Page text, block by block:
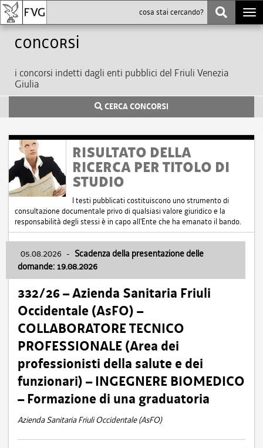
Concorsi
i concorsi indetti dagli enti pubblici del Friuli Venezia
Giulia
CERCA CONCORSI
RISULTATO DELLA
RICERCA PER TITOLO DI
STUDIO
I testi pubblicati costituiscono uno strumento di
consultazione documentale privo di qualsiasi valore giuridico e la
responsabilità degli stessi è in capo all'Ente che ha emanato il bando.
05.08.2026 - Scadenza della presentazione delle
domande: 19.08.2026
332/26 – Azienda Sanitaria Friuli
Occidentale (AsFO) –
COLLABORATORE TECNICO
PROFESSIONALE (Area dei
professionisti della salute e dei
funzionari) – INGEGNERE BIOMEDICO
– Formazione di una graduatoria
Azienda Sanitaria Friuli Occidentale (AsFO)